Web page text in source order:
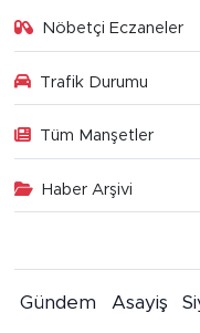
Nöbetçi Eczaneler
Trafik Durumu
Tüm Manşetler
Haber Arşivi
Gündem Asayiş